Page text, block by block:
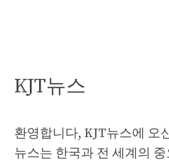
KJT뉴스
환영합니다, KJT뉴스에 오
뉴스는 한국과 전 세계의